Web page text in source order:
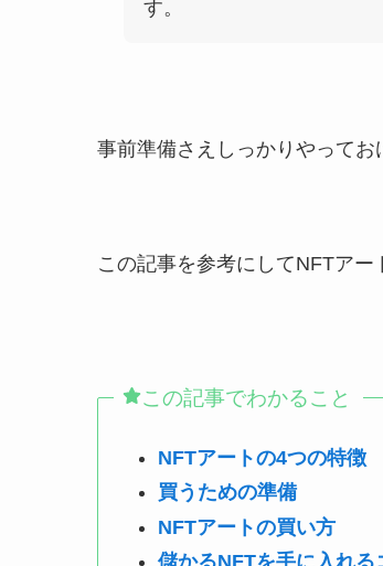
す。
事前準備さえしっかりやってお
この記事を参考にしてNFTアー
この記事でわかること
NFTアートの4つの特徴
買うための準備
NFTアートの買い方